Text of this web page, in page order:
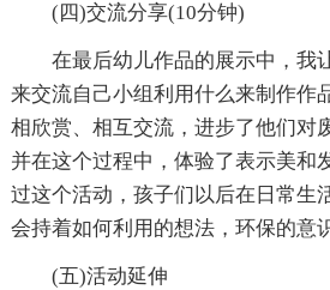
(四)交流分享(10分钟)
在最后幼儿作品的展示中，我
来交流自己小组利用什么来制作作
相欣赏、相互交流，进步了他们对
并在这个过程中，体验了表示美和
过这个活动，孩子们以后在日常生
会持着如何利用的想法，环保的意
(五)活动延伸